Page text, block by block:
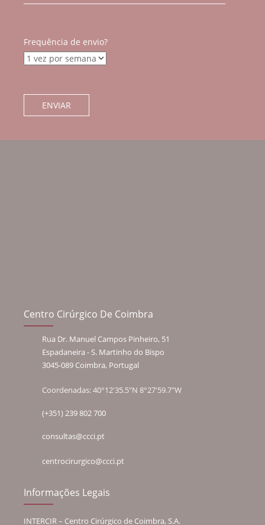
Frequência de envio?
Centro Cirúrgico De Coimbra
Rua Dr. Manuel Campos Pinheiro, 51
Espadaneira - S. Martinho do Bispo
3045-089 Coimbra, Portugal
Coordenadas: 40°12'35.5"N 8°27'59.7"W
(+351) 239 802 700
consultas@ccci.pt
centrocirurgico@ccci.pt
Informações Legais
INTERCIR – Centro Cirúrgico de Coimbra, S.A.